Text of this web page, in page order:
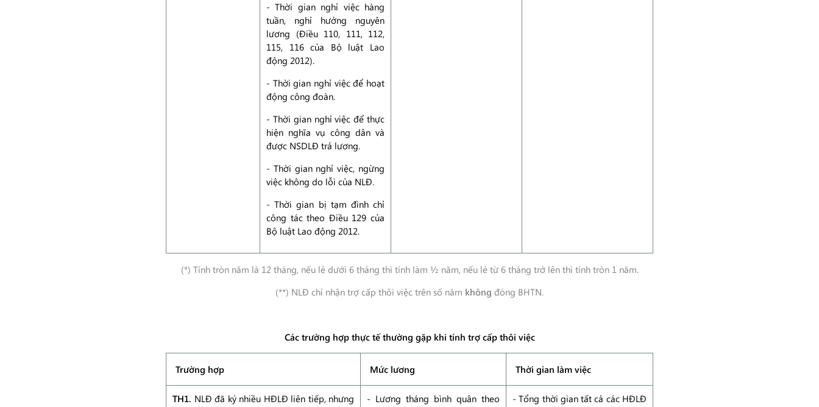
- Thời gian nghỉ việc hàng
tuần, nghỉ hưởng nguyên
lương (Điều 110, 111, 112,
115, 116 của Bộ luật Lao
động 2012).
- Thời gian nghỉ việc để hoạt
động công đoàn.
- Thời gian nghỉ việc để thực
hiện nghĩa vụ công dân và
được NSDLĐ trả lương.
- Thời gian nghỉ việc, ngừng
việc không do lỗi của NLĐ.
- Thời gian bị tạm đình chỉ
công tác theo Điều 129 của
Bộ luật Lao động 2012.
(*) Tính tròn năm là 12 tháng, nếu lẻ dưới 6 tháng thì tính làm ½ năm, nếu lẻ từ 6 tháng trở lên thì tính tròn 1 năm.
(**) NLĐ chỉ nhận trợ cấp thôi việc trên số năm không đóng BHTN.
Các trường hợp thực tế thường gặp khi tính trợ cấp thôi việc
Trường hợp Mức lương Thời gian làm việc
TH1. NLĐ đã ký nhiều HĐLĐ liên tiếp, nhưng
- Lương tháng bình quân theo
- Tổng thời gian tất cả các HĐLĐ